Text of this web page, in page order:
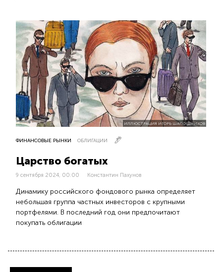
ФИНАНСОВЫЕ РЫНКИ ОБЛИГАЦИИ
Царство богатых
9 сентября 2024, 00:00 Константин Пахунов
Динамику российского фондового рынка определяет
небольшая группа частных инвесторов с крупными
портфелями. В последний год они предпочитают
покупать облигации
ИЛЛЮСТРАЦИЯ ИГОРЬ ШАПОШНИКОВ